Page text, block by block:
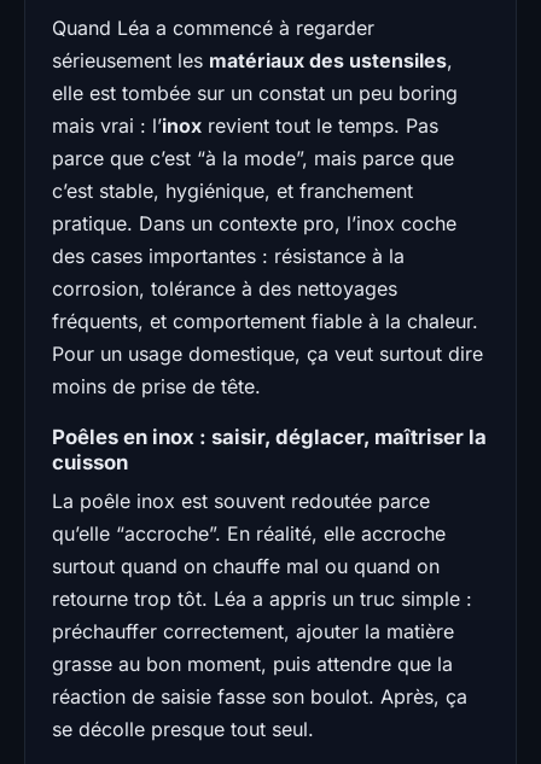
Quand Léa a commencé à regarder
sérieusement les matériaux des ustensiles,
elle est tombée sur un constat un peu boring
mais vrai : l’inox revient tout le temps. Pas
parce que c’est “à la mode”, mais parce que
c’est stable, hygiénique, et franchement
pratique. Dans un contexte pro, l’inox coche
des cases importantes : résistance à la
corrosion, tolérance à des nettoyages
fréquents, et comportement fiable à la chaleur.
Pour un usage domestique, ça veut surtout dire
moins de prise de tête.
Poêles en inox : saisir, déglacer, maîtriser la
cuisson
La poêle inox est souvent redoutée parce
qu’elle “accroche”. En réalité, elle accroche
surtout quand on chauffe mal ou quand on
retourne trop tôt. Léa a appris un truc simple :
préchauffer correctement, ajouter la matière
grasse au bon moment, puis attendre que la
réaction de saisie fasse son boulot. Après, ça
se décolle presque tout seul.